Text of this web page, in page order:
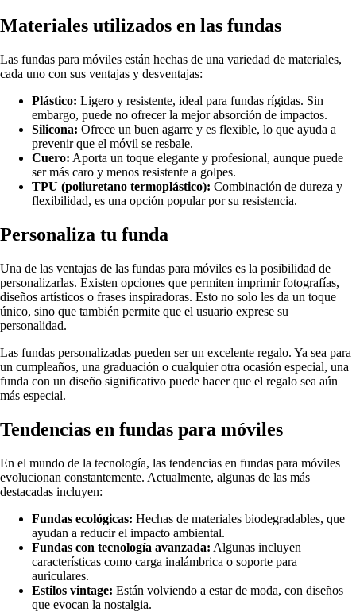
Materiales utilizados en las fundas
Las fundas para móviles están hechas de una variedad de materiales,
cada uno con sus ventajas y desventajas:
Plástico: Ligero y resistente, ideal para fundas rígidas. Sin
embargo, puede no ofrecer la mejor absorción de impactos.
Silicona: Ofrece un buen agarre y es flexible, lo que ayuda a
prevenir que el móvil se resbale.
Cuero: Aporta un toque elegante y profesional, aunque puede
ser más caro y menos resistente a golpes.
TPU (poliuretano termoplástico): Combinación de dureza y
flexibilidad, es una opción popular por su resistencia.
Personaliza tu funda
Una de las ventajas de las fundas para móviles es la posibilidad de
personalizarlas. Existen opciones que permiten imprimir fotografías,
diseños artísticos o frases inspiradoras. Esto no solo les da un toque
único, sino que también permite que el usuario exprese su
personalidad.
Las fundas personalizadas pueden ser un excelente regalo. Ya sea para
un cumpleaños, una graduación o cualquier otra ocasión especial, una
funda con un diseño significativo puede hacer que el regalo sea aún
más especial.
Tendencias en fundas para móviles
En el mundo de la tecnología, las tendencias en fundas para móviles
evolucionan constantemente. Actualmente, algunas de las más
destacadas incluyen:
Fundas ecológicas: Hechas de materiales biodegradables, que
ayudan a reducir el impacto ambiental.
Fundas con tecnología avanzada: Algunas incluyen
características como carga inalámbrica o soporte para
auriculares.
Estilos vintage: Están volviendo a estar de moda, con diseños
que evocan la nostalgia.